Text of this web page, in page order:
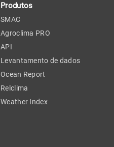
Produtos
SMAC
Agroclima PRO
API
Levantamento de dados
Ocean Report
Relclima
Weather Index